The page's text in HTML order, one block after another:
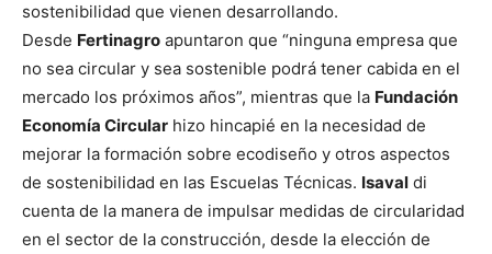
sostenibilidad que vienen desarrollando.
Desde Fertinagro apuntaron que “ninguna empresa que
no sea circular y sea sostenible podrá tener cabida en el
mercado los próximos años”, mientras que la Fundación
Economía Circular hizo hincapié en la necesidad de
mejorar la formación sobre ecodiseño y otros aspectos
de sostenibilidad en las Escuelas Técnicas. Isaval di
cuenta de la manera de impulsar medidas de circularidad
en el sector de la construcción, desde la elección de